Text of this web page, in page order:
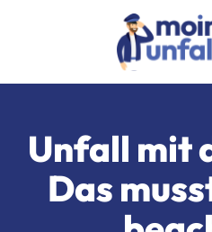
Unfall mit
Das